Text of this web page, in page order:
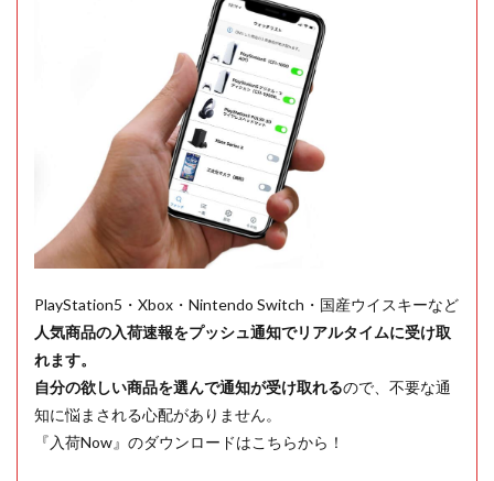
PlayStation5・Xbox・Nintendo Switch・国産ウイスキーなど
人気商品の入荷速報をプッシュ通知でリアルタイムに受け取
れます。
自分の欲しい商品を選んで通知が受け取れるので、不要な通
知に悩まされる心配がありません。
『入荷Now』のダウンロードはこちらから！